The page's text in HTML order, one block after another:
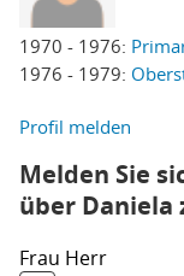
1970 - 1976:
1976 - 1979:
Profil melden
Melden Sie
über Daniela
Frau Herr